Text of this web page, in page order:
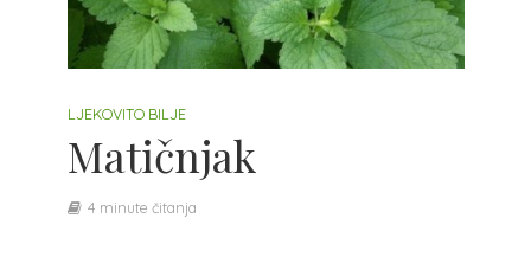
LJEKOVITO BILJE
Matičnjak
4 minute čitanja